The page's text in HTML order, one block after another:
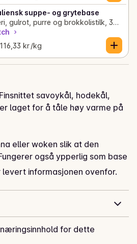
suppe- og grytebase
stangselleri, gulrot, purre og brokkolistilk, 300 g, Huseby Gaard
pris er: 34,90 kr
116,33 kr /kg
116,33 kr /kg
savoykål, hodekål,
laget for å tåle høy varme på
eller woken slik at den
også ypperlig som base
levert informasjonen ovenfor.
for dette